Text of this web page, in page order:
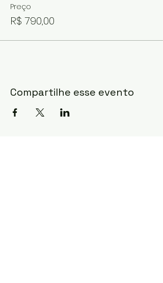
Preço
R$ 790,00
Compartilhe esse evento